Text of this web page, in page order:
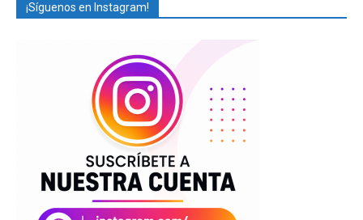
¡Síguenos en Instagram!